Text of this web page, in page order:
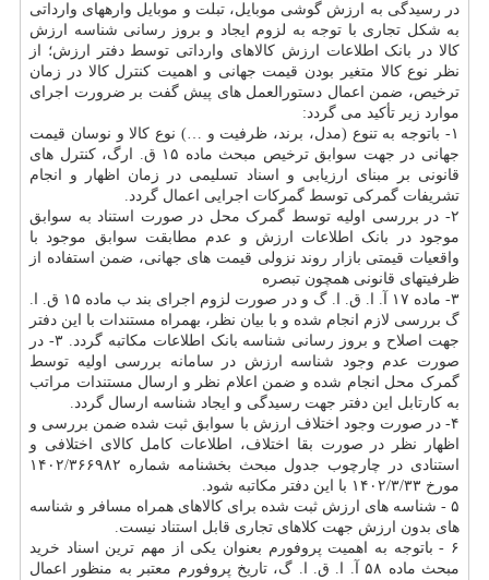
در رسیدگی به ارزش گوشی موبایل، تبلت و موبایل وارههای وارداتی
به شکل تجاری با توجه به لزوم ایجاد و بروز رسانی شناسه ارزش
کالا در بانک اطلاعات ارزش کالاهای وارداتی توسط دفتر ارزش؛ از
نظر نوع کالا متغیر بودن قیمت جهانی و اهمیت کنترل کالا در زمان
ترخیص، ضمن اعمال دستورالعمل های پیش گفت بر ضرورت اجرای
موارد زیر تأکید می گردد:
۱- باتوجه به تنوع (مدل، برند، ظرفیت و …) نوع کالا و نوسان قیمت
جهانی در جهت سوابق ترخیص مبحث ماده ۱۵ ق. ارگ، کنترل های
قانونی بر مبنای ارزیابی و اسناد تسلیمی در زمان اظهار و انجام
تشریفات گمرکی توسط گمرکات اجرایی اعمال گردد.
۲- در بررسی اولیه توسط گمرک محل در صورت استناد به سوابق
موجود در بانک اطلاعات ارزش و عدم مطابقت سوابق موجود با
واقعیات قیمتی بازار روند نزولی قیمت های جهانی، ضمن استفاده از
ظرفیتهای قانونی همچون تبصره
۳- ماده ۱۷ آ. ا. ق. ا. گ و در صورت لزوم اجرای بند ب ماده ۱۵ ق. ا.
گ بررسی لازم انجام شده و با بیان نظر، بهمراه مستندات با این دفتر
جهت اصلاح و بروز رسانی شناسه بانک اطلاعات مکاتبه گردد. ۳- در
صورت عدم وجود شناسه ارزش در سامانه بررسی اولیه توسط
گمرک محل انجام شده و ضمن اعلام نظر و ارسال مستندات مراتب
به کارتابل این دفتر جهت رسیدگی و ایجاد شناسه ارسال گردد.
۴- در صورت وجود اختلاف ارزش با سوابق ثبت شده ضمن بررسی و
اظهار نظر در صورت بقا اختلاف، اطلاعات کامل کالای اختلافی و
استنادی در چارچوب جدول مبحث بخشنامه شماره ۱۴۰۲/۳۶۶۹۸۲
مورخ ۱۴۰۲/۳/۳۳ با این دفتر مکاتبه شود.
۵ - شناسه های ارزش ثبت شده برای کالاهای همراه مسافر و شناسه
های بدون ارزش جهت کلاهای تجاری قابل استناد نیست.
۶ - باتوجه به اهمیت پروفورم بعنوان یکی از مهم ترین اسناد خرید
مبحث ماده ۵۸ آ. ا. ق. ا. گ، تاریخ پروفورم معتبر به منظور اعمال